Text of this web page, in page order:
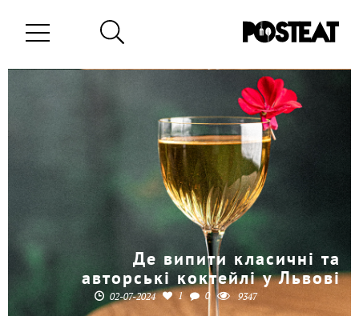
Де випити класичні та
авторські коктейлі у Львові
02-07-2024 1 0 9347